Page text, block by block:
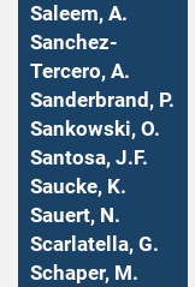
Saleem, A.
Sanchez-
Tercero, A.
Sanderbrand, P.
Sankowski, O.
Santosa, J.F.
Saucke, K.
Sauert, N.
Scarlatella, G.
Schaper, M.